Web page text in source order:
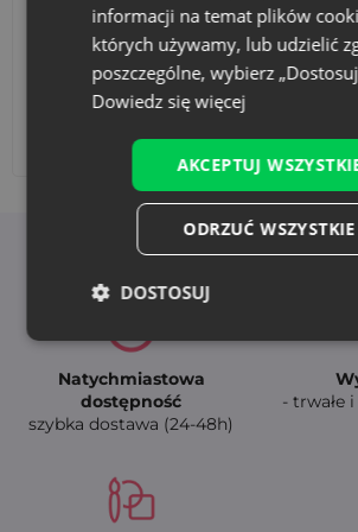
Dodaj nadruk
Korzyści z wyboru
Natychmiastowa
dostępność
szybka dostawa (24-48h)
- trwałe
informacji na temat plików
których używamy, lub udzielić
poszczególne, wybierz
Dowiedz się więcej
AKCEPTUJ
ODRZUĆ WSZYSTKIE
DOSTOSUJ